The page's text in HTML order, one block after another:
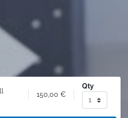
150,00 €
Qty